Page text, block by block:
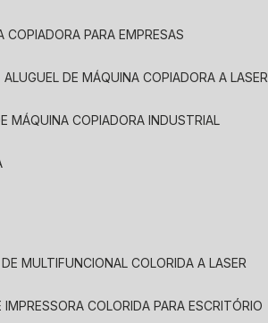
COPIADORA PARA EMPRESAS
ALUGUEL DE MÁQUINA COPIADORA A LASER
MÁQUINA COPIADORA INDUSTRIAL
DE MULTIFUNCIONAL COLORIDA A LASER
IMPRESSORA COLORIDA PARA ESCRITÓRIO